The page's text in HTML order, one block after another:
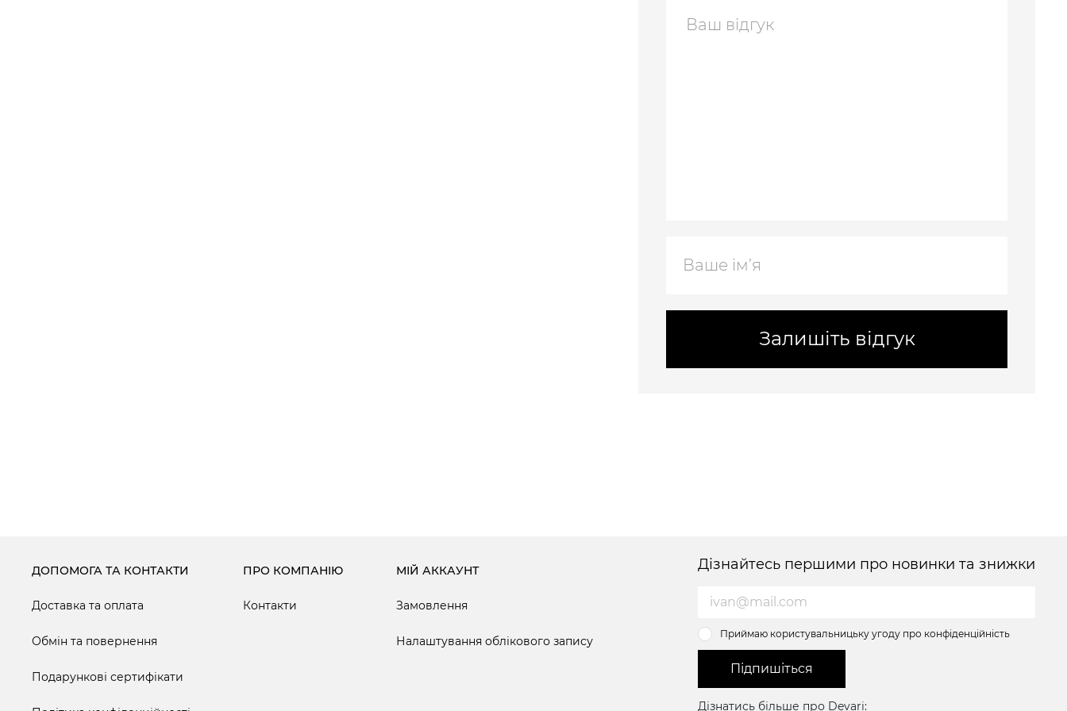
Залишіть відгук
ДОПОМОГА ТА КОНТАКТИ
Доставка та оплата
Обмін та повернення
Подарункові сертифікати
ПРО КОМПАНІЮ
Контакти
МІЙ АККАУНТ
Замовлення
Налаштування облікового запису
Дізнайтесь першими про новинки та знижки
Приймаю користувальницьку угоду про конфіденційність
Підпишіться
Дізнатись більше про Devari: